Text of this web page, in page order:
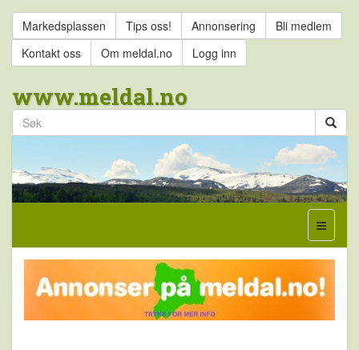
Markedsplassen Tips oss! Annonsering
Bli medlem
Kontakt oss
Om meldal.no Logg inn
www.meldal.no